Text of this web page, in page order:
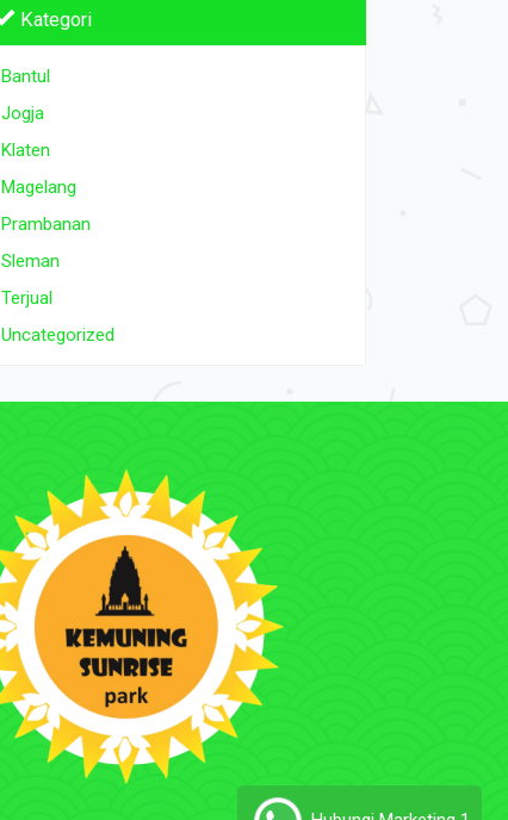
Kategori
Bantul
Jogja
Klaten
Magelang
Prambanan
Sleman
Terjual
Uncategorized